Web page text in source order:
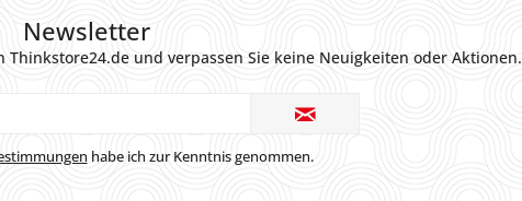
Newsletter
und verpassen Sie keine Neuigkeiten oder Aktionen.
habe ich zur Kenntnis genommen.